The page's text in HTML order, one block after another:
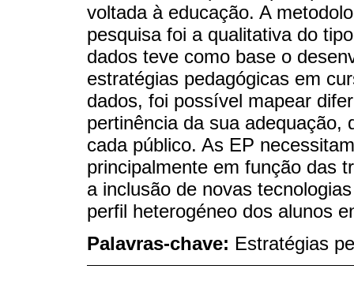
voltada à educação. A
pesquisa foi a qualitativa do
dados teve como base o
estratégias pedagógicas em
dados, foi possível mapear
pertinência da sua adequação,
cada público. As EP
principalmente em função das
a inclusão de novas
perfil heterogéneo dos alunos
Palavras-chave: Estratégias